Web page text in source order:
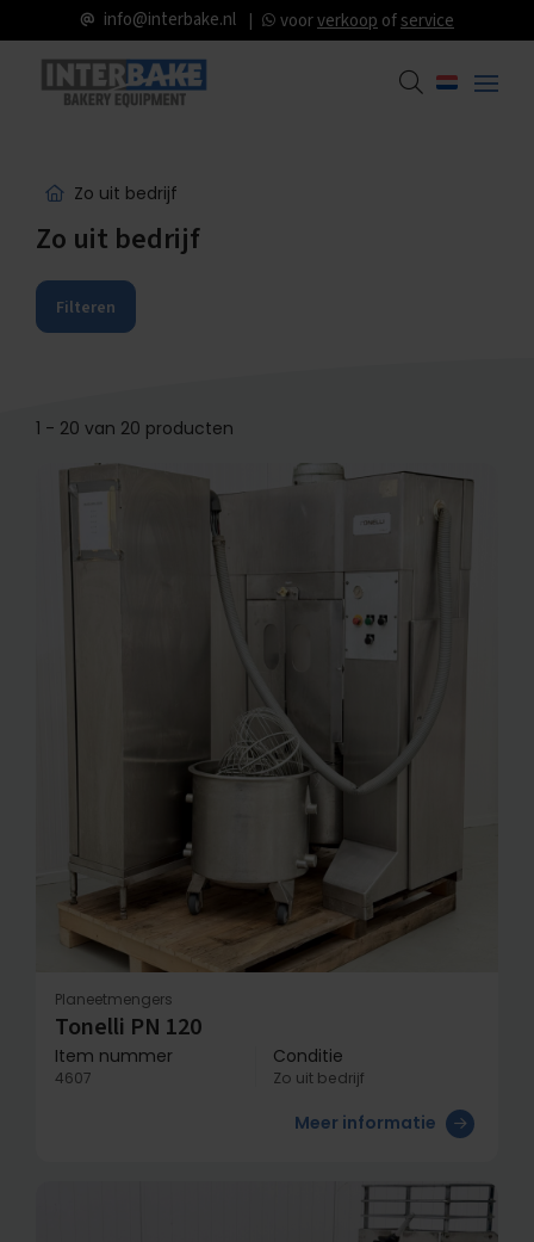
info@interbake.nl voorverkoop ofservice
Zo uit bedrijf
Zo uit bedrijf
Filteren
1 - 20 van 20 producten
Planeetmengers
Tonelli PN 120
Item nummer
4607
Conditie
Zo uit bedrijf
Meer informatie